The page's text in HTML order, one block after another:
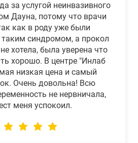
за услугой неинвазивного
Дауна, потому что врачи
как в роду уже были
таким синдромом, а прокол
хотела, была уверена что
хорошо. В центре "Инлаб
низкая цена и самый
Очень довольна! Всю
не нервничала,
меня успокоил.